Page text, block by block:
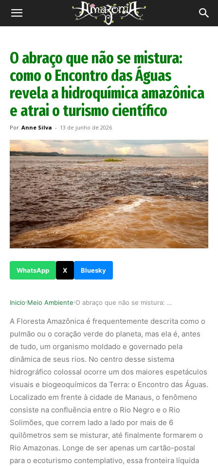
Revista
O abraço que não se mistura:
como o Encontro das Águas
revela a hidroquímica amazônica
e atrai o turismo científico
Por Anne Silva - 13 de junho de 2026
WhatsApp X Bluesky
Inicio›Meio Ambiente› O abraço que não se mistura: como o Encontro da…
A Floresta Amazônica é frequentemente descrita como o
pulmão ou o coração verde do planeta, mas ela é, antes
de tudo, um organismo moldado e governado pela
dinâmica de seus rios. No centro desse sistema
hidrográfico colossal ocorre um dos maiores espetáculos
visuais e biogeoquímicos da Terra: o Encontro das Águas.
Localizado em frente à cidade de Manaus, o fenômeno
consiste na confluência entre o Rio Negro e o Rio
Solimões, que correm lado a lado por mais de 6
quilômetros sem se misturar, até finalmente formarem o
Rio Amazonas. Longe de ser apenas um cartão-postal
para o ecoturismo contemplativo, essa fronteira líquida